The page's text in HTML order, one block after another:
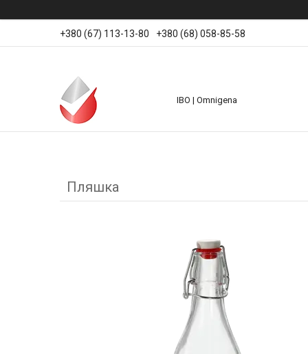
+380 (67) 113-13-80 +380 (68) 058-85-58
IBO | Omnigena
Пляшка